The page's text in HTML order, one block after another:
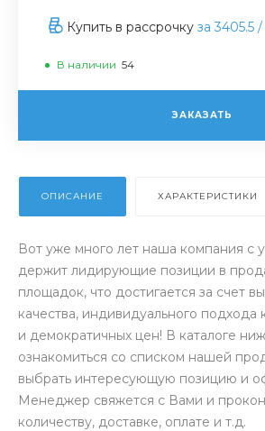
Купить в рассрочку за 3405.5 /
В наличии 54
ЗАКАЗАТЬ
ОПИСАНИЕ ХАРАКТЕРИСТИКИ
Вот уже много лет наша компания с
держит лидирующие позиции в
площадок, что достигается за счет
качества, индивидуального подхода
и демократичных цен! В каталоге
ознакомиться со списком нашей
выбрать интересующую позицию и
Менеджер свяжется с Вами и
количеству, доставке, оплате и т.д.